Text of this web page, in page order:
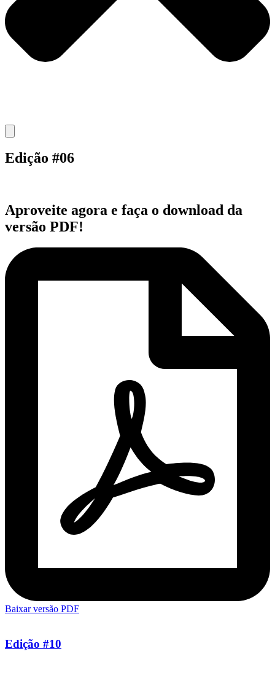
Edição #06
Aproveite agora e faça o download da
versão PDF!
Baixar versão PDF
Edição #10